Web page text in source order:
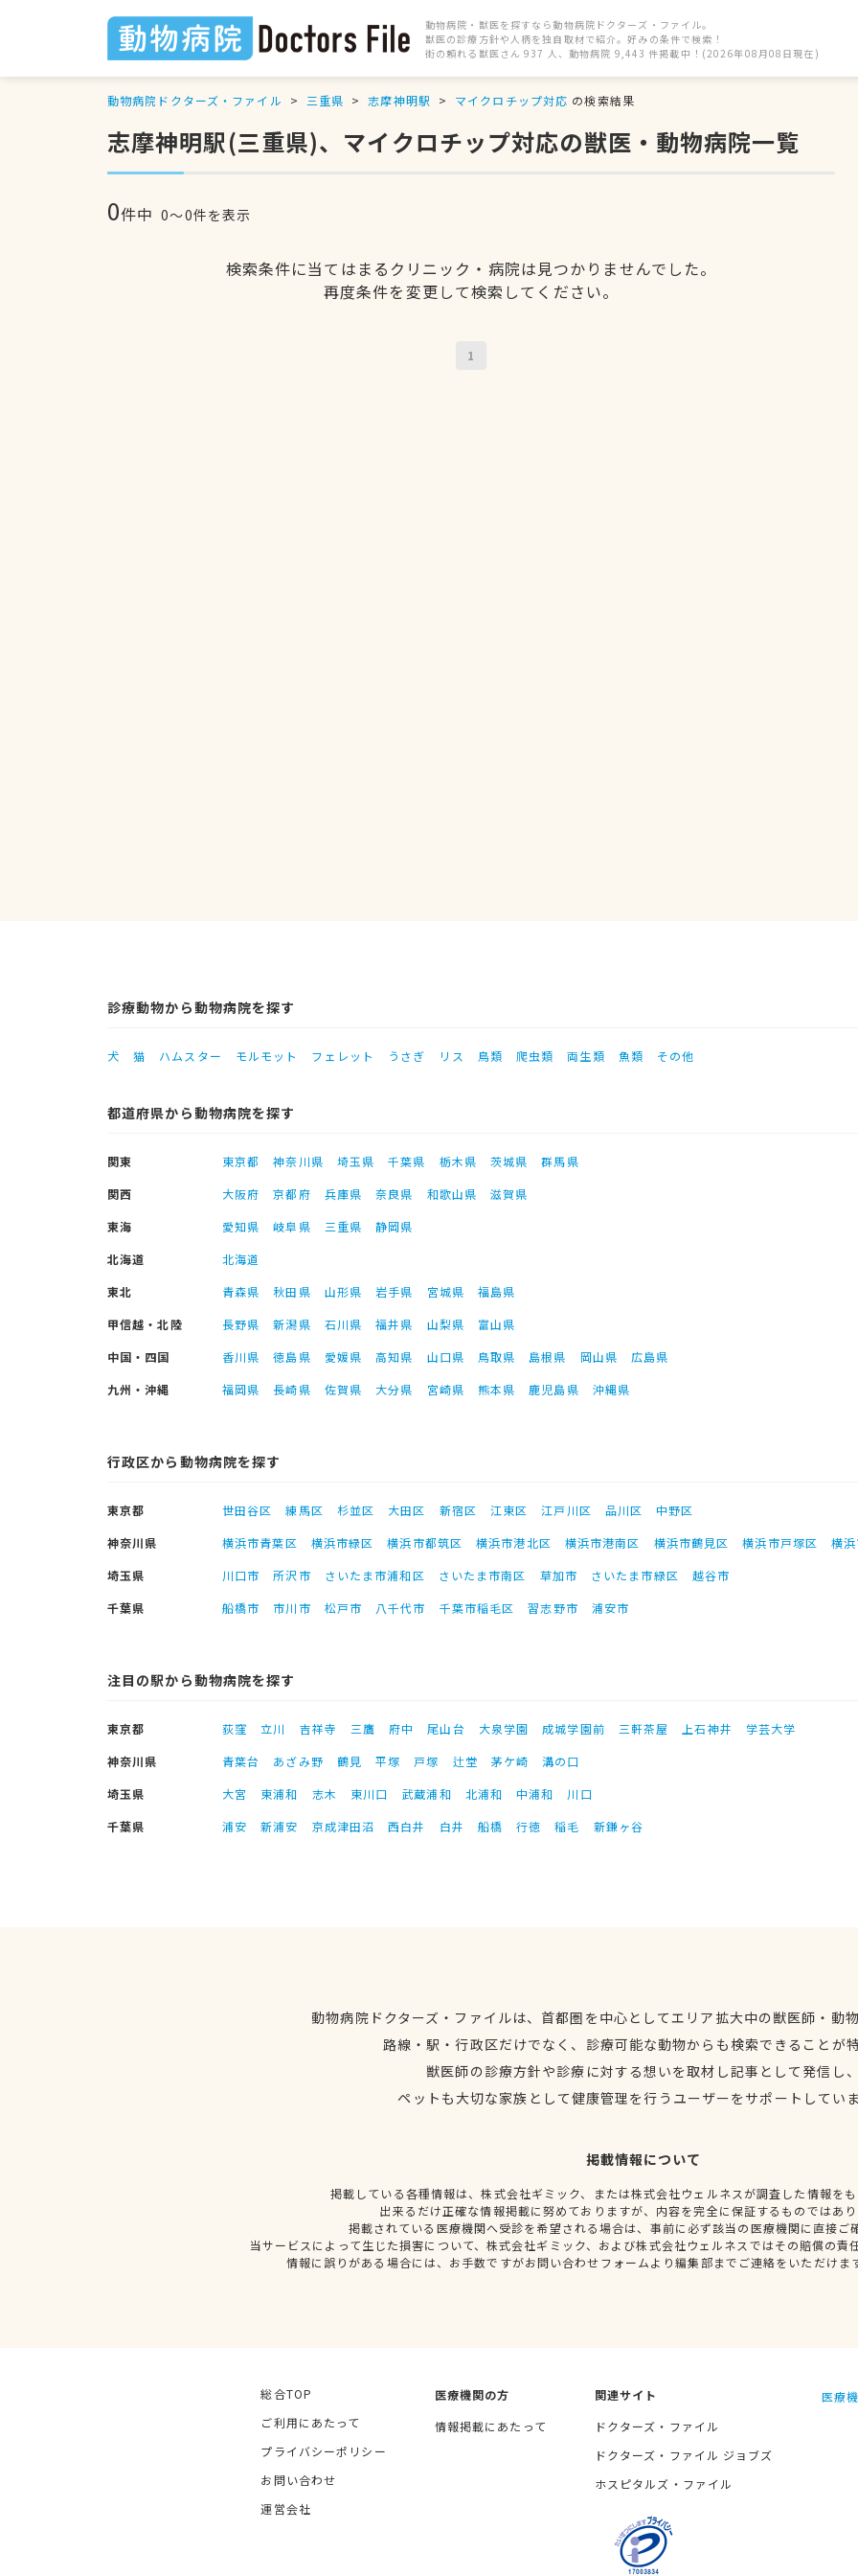
動物病院・獣医を探すなら動物病院ドクターズ・ファイル。
獣医の診療方針や人柄を独自取材で紹介。好みの条件で検索！
街の頼れる獣医さん 937 人、動物病院 9,443 件掲載中！(2026年08月08日現在)
動物病院ドクターズ・ファイル 三重県 志摩神明駅 マイクロチップ対応 の検索結果
志摩神明駅(三重県)、マイクロチップ対応の獣医・動物病院一覧
0件中 0〜0件を表示
検索条件に当てはまるクリニック・病院は見つかりませんでした。
再度条件を変更して検索してください。
1
診療動物から動物病院を探す
犬 猫 ハムスター モルモット フェレット うさぎ リス 鳥類 爬虫類 両生類 魚類 その他
都道府県から動物病院を探す
関東 東京都 神奈川県 埼玉県 千葉県 栃木県 茨城県
群馬県
関西
大阪府 京都府 兵庫県 奈良県 和歌山県
滋賀県
東海
愛知県 岐阜県 三重県
静岡県
北海道
北海道
東北
青森県 秋田県 山形県 岩手県 宮城県
福島県
甲信越・北陸
長野県 新潟県 石川県 福井県 山梨県
富山県
中国・四国
香川県 徳島県 愛媛県 高知県 山口県 鳥取県 島根県 岡山県
広島県
九州・沖縄
福岡県 長崎県 佐賀県 大分県 宮崎県 熊本県 鹿児島県 沖縄県
行政区から動物病院を探す
東京都 世田谷区 練馬区 杉並区 大田区 新宿区 江東区 江戸川区 品川区
中野区
神奈川県
横浜市青葉区 横浜市緑区 横浜市都筑区 横浜市港北区 横浜市港南区 横浜市鶴見区 横浜市戸塚区
横
埼玉県
川口市 所沢市 さいたま市浦和区 さいたま市南区 草加市 さいたま市緑区
越谷市
千葉県
船橋市 市川市 松戸市 八千代市 千葉市稲毛区 習志野市 浦安市
注目の駅から動物病院を探す
東京都 荻窪 立川 吉祥寺 三鷹 府中 尾山台 大泉学園 成城学園前 三軒茶屋 上石神井
学芸大学
神奈川県
青葉台 あざみ野 鶴見 平塚 戸塚 辻堂 茅ケ崎
溝の口
埼玉県
大宮 東浦和 志木 東川口 武蔵浦和 北浦和 中浦和
川口
千葉県
浦安 新浦安 京成津田沼 西白井 白井 船橋 行徳 稲毛 新鎌ヶ谷
動物病院ドクターズ・ファイルは、首都圏を中心としてエリア拡大中の獣医師・動
路線・駅・行政区だけでなく、診療可能な動物からも検索できることが
獣医師の診療方針や診療に対する想いを取材し記事として発信し
ペットも大切な家族として健康管理を行うユーザーをサポートしてい
掲載情報について
掲載している各種情報は、株式会社ギミック、または株式会社ウェルネスが調査した情報を
出来るだけ正確な情報掲載に努めておりますが、内容を完全に保証するものではあ
掲載されている医療機関へ受診を希望される場合は、事前に必ず該当の医療機関に直接ご
当サービスによって生じた損害について、株式会社ギミック、および株式会社ウェルネスではその賠償の責
情報に誤りがある場合には、お手数ですがお問い合わせフォームより編集部までご連絡をいただけま
総合TOP
ご利用にあたって
プライバシーポリシー
お問い合わせ
運営会社
医療機関の方
情報掲載にあたって
関連サイト
ドクターズ・ファイル
ドクターズ・ファイル ジョブズ
ホスピタルズ・ファイル
医療